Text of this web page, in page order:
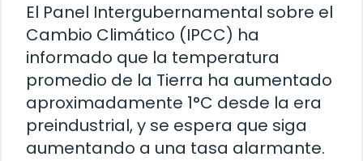
El Panel Intergubernamental sobre el
Cambio Climático (IPCC) ha
informado que la temperatura
promedio de la Tierra ha aumentado
aproximadamente 1°C desde la era
preindustrial, y se espera que siga
aumentando a una tasa alarmante.